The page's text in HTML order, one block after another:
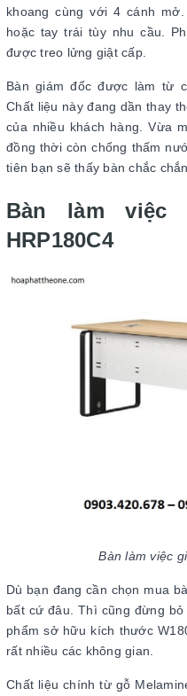
khoang cùng với 4 cánh
hoặc tay trái tùy nhu cầu.
được treo lửng giật cấp.
Bàn giám đốc được làm từ
Chất liệu này đang dần thay
của nhiều khách hàng. Vừa
đồng thời còn chống thấm
tiên bạn sẽ thấy bàn chắc
Bàn làm việc
HRP180C4
Bàn làm việc
Dù bạn đang cần chọn mua
bất cứ đâu. Thì cũng đừng bỏ
phẩm sở hữu kích thước
rất nhiều các không gian.
Chất liệu chính từ gỗ